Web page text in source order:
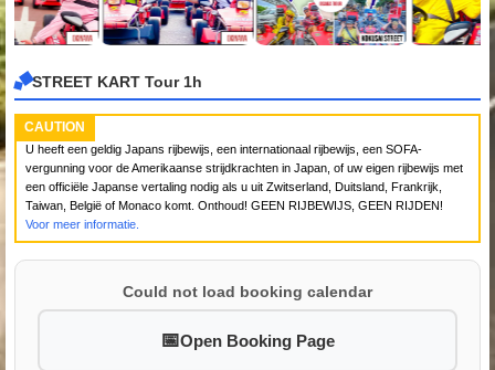
STREET KART Tour 1h
CAUTION
U heeft een geldig Japans rijbewijs, een internationaal rijbewijs, een SOFA-
vergunning voor de Amerikaanse strijdkrachten in Japan, of uw eigen rijbewijs met
een officiële Japanse vertaling nodig als u uit Zwitserland, Duitsland, Frankrijk,
Taiwan, België of Monaco komt. Onthoud! GEEN RIJBEWIJS, GEEN RIJDEN!
Voor meer informatie.
Could not load booking calendar
Open Booking Page